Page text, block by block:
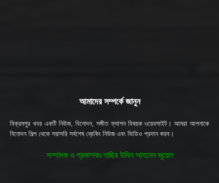
আমাদের সম্পর্কে জানুন
বিক্রমপুর খবর একটি নিউজ, বিনোদন, সঙ্গীত ফ্যাশন বিষয়ক ওয়েবসাইট। আমরা আপনাকে
বিনোদন শিল্প থেকে সরাসরি সর্বশেষ ব্রেকিং নিউজ এবং ভিডিও প্রদান করব।
সম্পাদক ও প্রকাশকঃ নাছির উদ্দিন আহমেদ জুয়েল